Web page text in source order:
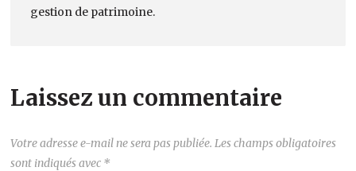
gestion de patrimoine.
Laissez un commentaire
Votre adresse e-mail ne sera pas publiée. Les champs obligatoires
sont indiqués avec *